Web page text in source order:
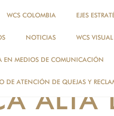
WCS COLOMBIA EJES
NOTICIAS WCS VISUAL
EN MEDIOS DE COMUNICACIÓN
DE ATENCIÓN DE QUEJAS Y